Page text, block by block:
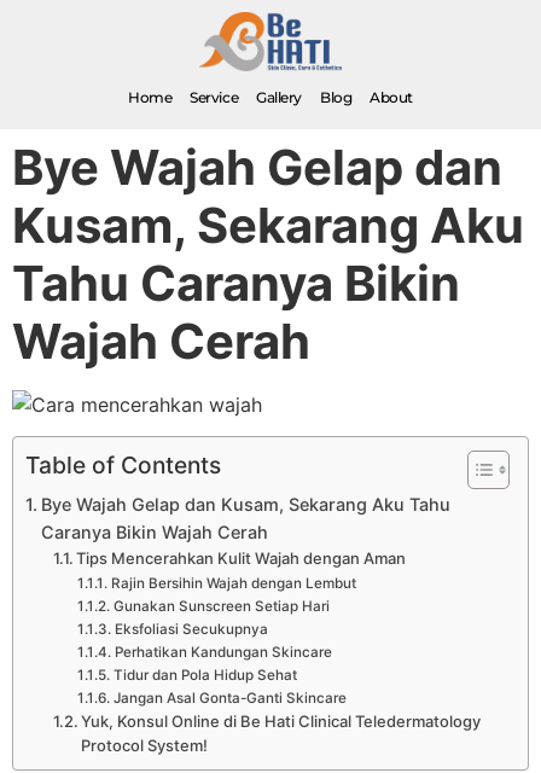
Home Service Gallery Blog About
Bye Wajah Gelap dan
Kusam, Sekarang Aku
Tahu Caranya Bikin
Wajah Cerah
Table of Contents
Bye Wajah Gelap dan Kusam, Sekarang Aku Tahu
Caranya Bikin Wajah Cerah
Tips Mencerahkan Kulit Wajah dengan Aman
Rajin Bersihin Wajah dengan Lembut
Gunakan Sunscreen Setiap Hari
Eksfoliasi Secukupnya
Perhatikan Kandungan Skincare
Tidur dan Pola Hidup Sehat
Jangan Asal Gonta-Ganti Skincare
Yuk, Konsul Online di Be Hati Clinical Teledermatology
Protocol System!